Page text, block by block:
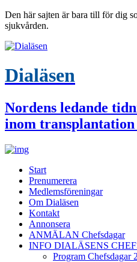
Den här sajten är bara till för dig
sjukvården.
Dialäsen
Nordens ledande
inom
Start
Prenumerera
Medlemsföreningar
Om Dialäsen
Kontakt
Annonsera
ANMÄLAN Chefsdagar
INFO DIALÄSENS
Program Chefsdagar